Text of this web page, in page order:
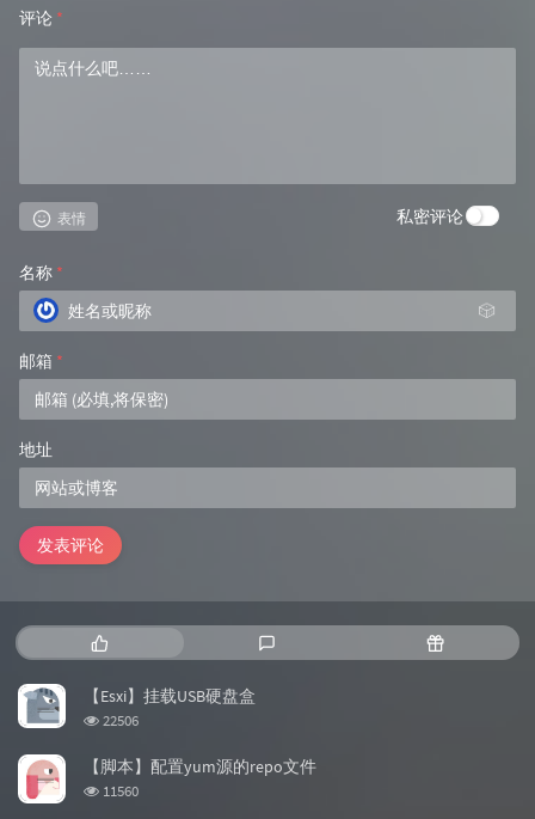
评论 *
表情 私密评论
名称 *
🎲
邮箱 *
地址
发表评论
热
门
文
章
新
随
机
【Esxi】挂载USB硬盘盒
浏
次
数:
22506
【脚本】配置yum源的repo文件
浏
11560